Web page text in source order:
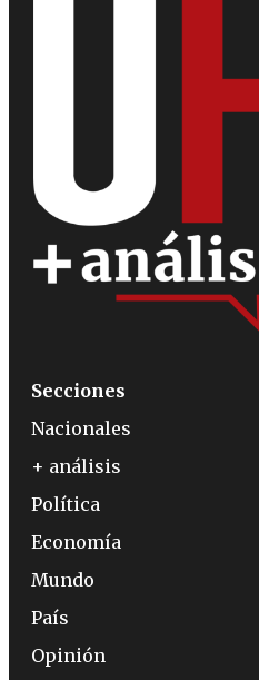
Secciones
Nacionales
+ análisis
Política
Economía
Mundo
País
Opinión